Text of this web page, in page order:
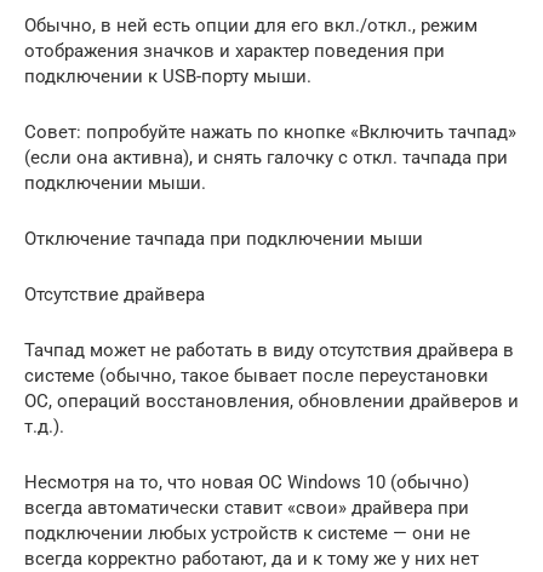
Обычно, в ней есть опции для его вкл./откл., режим
отображения значков и характер поведения при
подключении к USB-порту мыши.
Совет: попробуйте нажать по кнопке «Включить тачпад»
(если она активна), и снять галочку с откл. тачпада при
подключении мыши.
Отключение тачпада при подключении мыши
Отсутствие драйвера
Тачпад может не работать в виду отсутствия драйвера в
системе (обычно, такое бывает после переустановки
ОС, операций восстановления, обновлении драйверов и
т.д.).
Несмотря на то, что новая ОС Windows 10 (обычно)
всегда автоматически ставит «свои» драйвера при
подключении любых устройств к системе — они не
всегда корректно работают, да и к тому же у них нет